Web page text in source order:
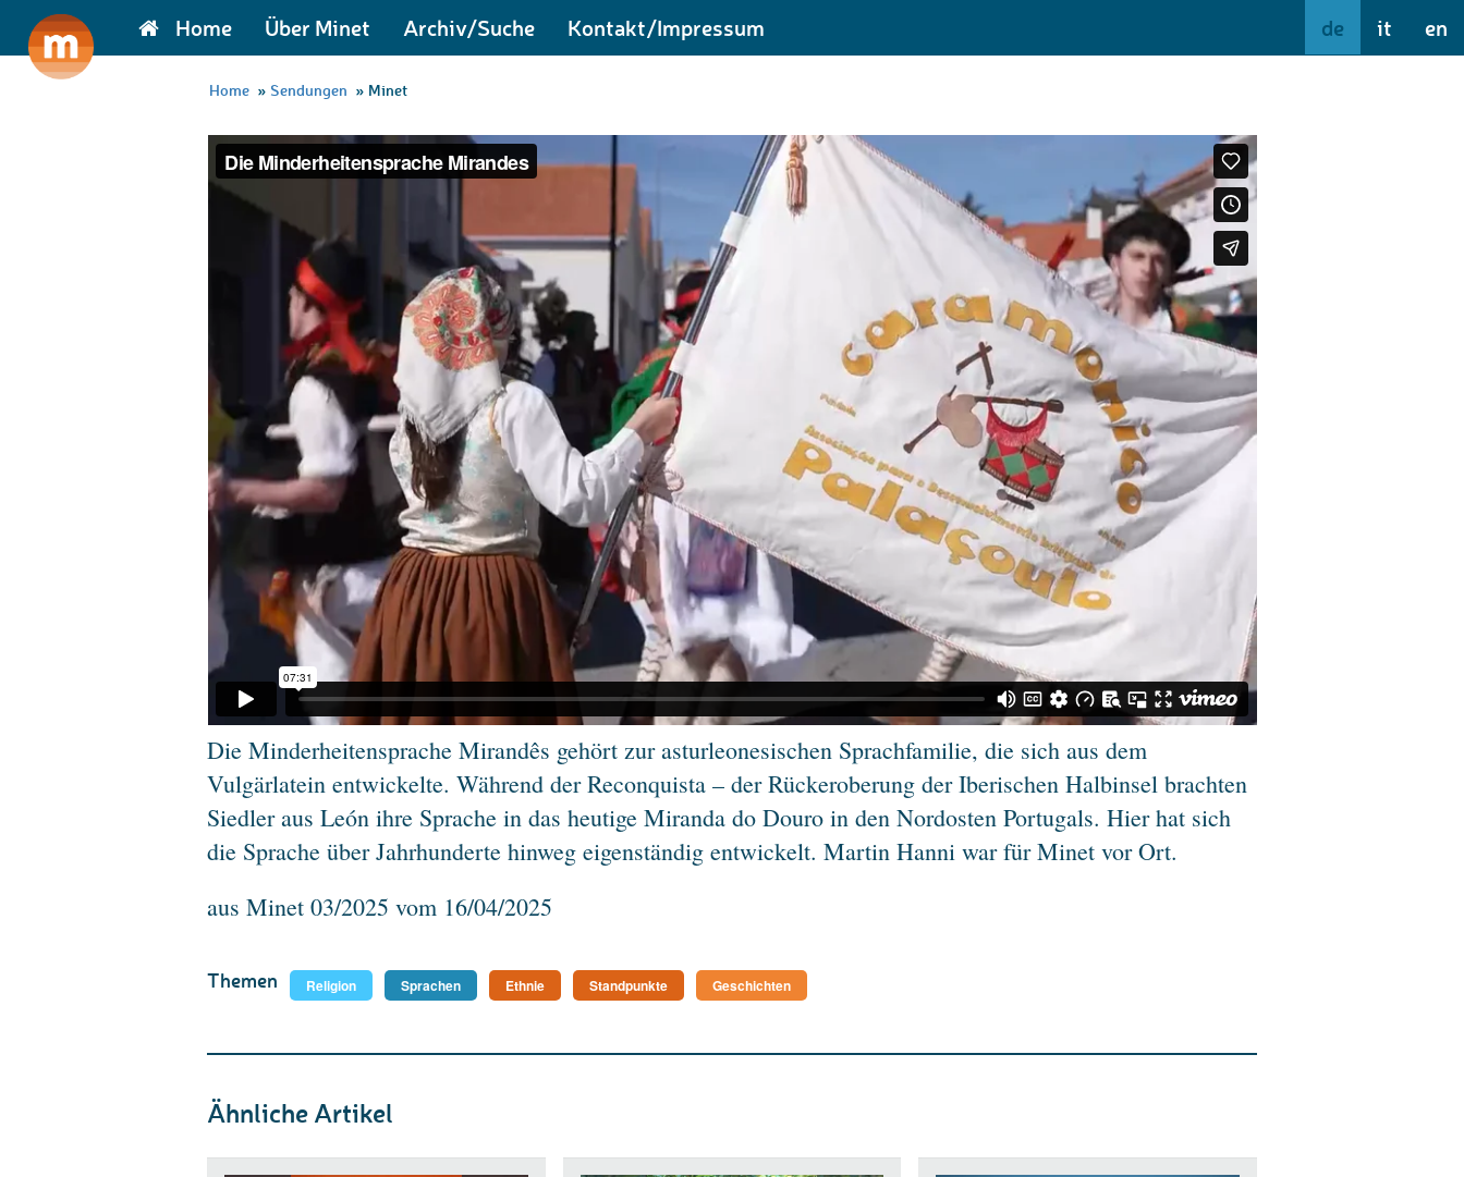
Home Über Minet Archiv/Suche Kontakt/Impressum de it en
Home » Sendungen » Minet
Die Minderheitensprache Mirandês gehört zur asturleonesischen Sprachfamilie, die sich aus dem
Vulgärlatein entwickelte. Während der Reconquista – der Rückeroberung der Iberischen Halbinsel brachten
Siedler aus León ihre Sprache in das heutige Miranda do Douro in den Nordosten Portugals. Hier hat sich
die Sprache über Jahrhunderte hinweg eigenständig entwickelt. Martin Hanni war für Minet vor Ort.
aus Minet 03/2025 vom 16/04/2025
Themen Religion Sprachen Ethnie Standpunkte Geschichten
Ähnliche Artikel